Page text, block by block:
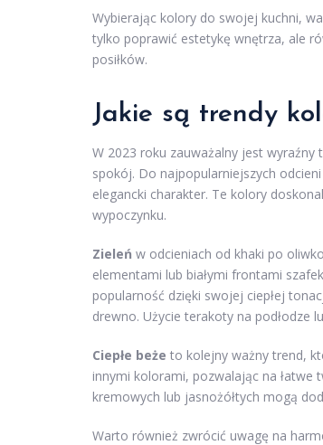
Wybierając kolory do swojej kuchni,
tylko poprawić estetykę wnętrza, ale
posiłków.
Jakie są trendy
W 2023 roku zauważalny jest
spokój. Do najpopularniejszych
elegancki charakter. Te kolory
wypoczynku.
Zieleń w odcieniach od khaki po
elementami lub białymi frontami
popularność dzięki swojej ciepłej
drewno. Użycie terakoty na podłodze
Ciepłe beże to kolejny ważny trend,
innymi kolorami, pozwalając na
kremowych lub jasnożółtych mogą
Warto również zwrócić uwagę na